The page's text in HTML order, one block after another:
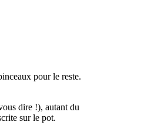
pour le reste.
dire !), autant du
sur le pot.